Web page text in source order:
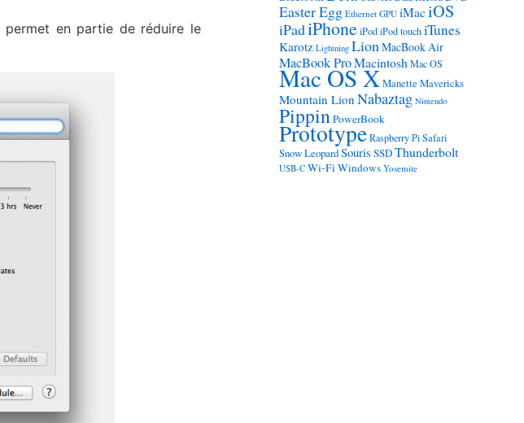
permet en partie de réduire le
Easter Egg Ethernet GPU iMaciOS
iPadiPhone iPod iPod touch iTunes
Karotz Lightning LionMacBook Air
MacBook ProMacintosh Mac OS
Mac OS X Manette Mavericks
Mountain Lion Nabaztag Nintendo
PippinPowerBook
Prototype Raspberry Pi Safari
Snow LeopardSouris SSDThunderbolt
USB-C Wi-FiWindows Yosemite